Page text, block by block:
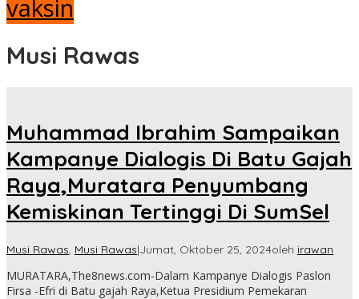
vaksin
Musi Rawas
Muhammad Ibrahim Sampaikan
Kampanye Dialogis Di Batu Gajah
Raya,Muratara Penyumbang
Kemiskinan Tertinggi Di SumSel
Musi Rawas, Musi Rawas|Jumat, Oktober 25, 2024oleh irawan
MURATARA,The8news.com-Dalam Kampanye Dialogis Paslon
Firsa -Efri di Batu gajah Raya,Ketua Presidium Pemekaran